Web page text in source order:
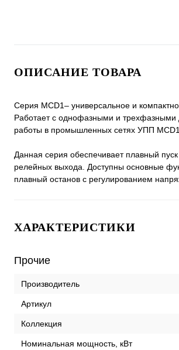
ОПИСАНИЕ ТОВАРА
Серия MCD1– универсальное и
Работает с однофазными и
работы в промышленных сетях УПП
Данная серия обеспечивает плавный
релейных выхода. Доступны основные
плавный останов с регулированием
ХАРАКТЕРИСТИКИ
Прочие
Производитель
Артикул
Коллекция
Номинальная мощность, кВт